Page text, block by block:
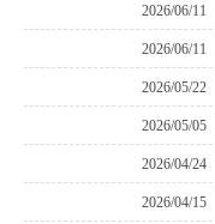
2026/06/11
2026/06/11
2026/05/22
2026/05/05
2026/04/24
2026/04/15